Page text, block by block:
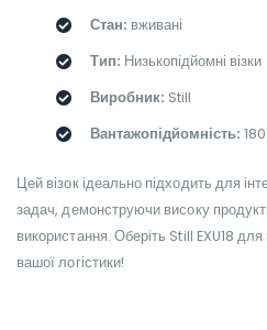
Стан: вживані
Тип: Низькопідйомні візки
Виробник: Still
Вантажопідйомність:
Цей візок ідеально підходить для
задач, демонструючи високу
використання. Оберіть Still EXU18
вашої логістики!